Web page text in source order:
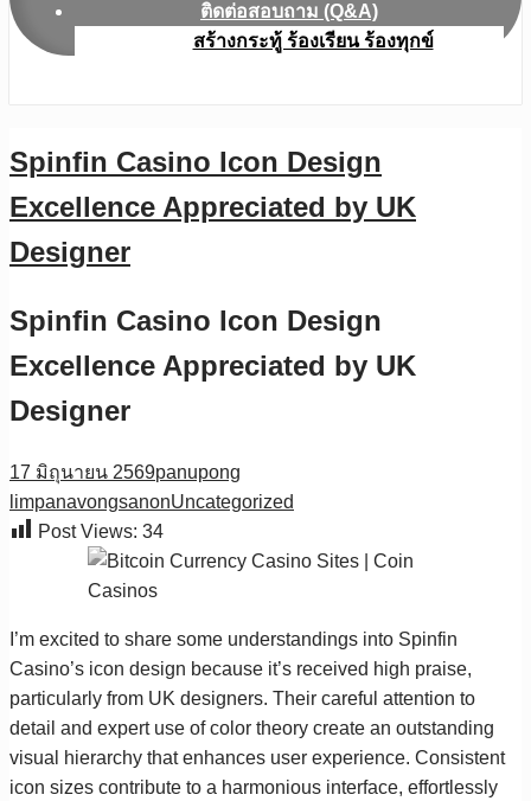
ติดต่อสอบถาม (Q&A)
สร้างกระทู้ ร้องเรียน ร้องทุกข์
Spinfin Casino Icon Design
Excellence Appreciated by UK
Designer
Spinfin Casino Icon Design
Excellence Appreciated by UK
Designer
17 มิถุนายน 2569panupong
limpanavongsanonUncategorized
Post Views: 34
I’m excited to share some understandings into Spinfin
Casino’s icon design because it’s received high praise,
particularly from UK designers. Their careful attention to
detail and expert use of color theory create an outstanding
visual hierarchy that enhances user experience. Consistent
icon sizes contribute to a harmonious interface, effortlessly